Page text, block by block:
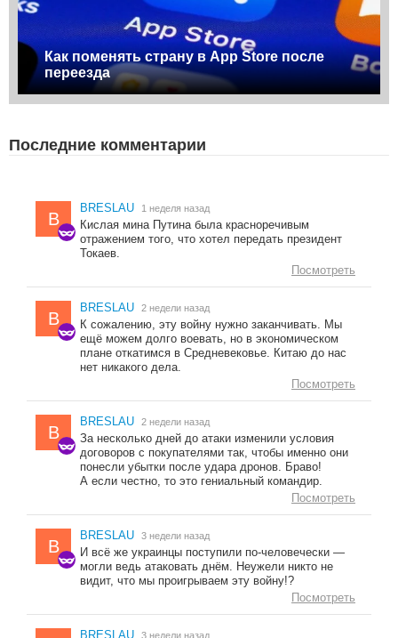
Как поменять страну в App Store после
переезда
Последние комментарии
B
BRESLAU 1 неделя назад
Кислая мина Путина была красноречивым
отражением того, что хотел передать президент
Токаев.
Посмотреть
B
BRESLAU 2 недели назад
К сожалению, эту войну нужно заканчивать. Мы
ещё можем долго воевать, но в экономическом
плане откатимся в Средневековье. Китаю до нас
нет никакого дела.
Посмотреть
B
BRESLAU 2 недели назад
За несколько дней до атаки изменили условия
договоров с покупателями так, чтобы именно они
понесли убытки после удара дронов. Браво!
А если честно, то это гениальный командир.
Посмотреть
B
BRESLAU 3 недели назад
И всё же украинцы поступили по-человечески —
могли ведь атаковать днём. Неужели никто не
видит, что мы проигрываем эту войну!?
Посмотреть
BRESLAU 3 недели назад